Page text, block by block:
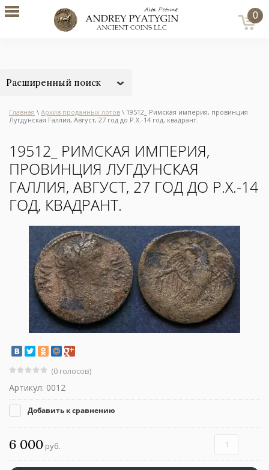
0
Расширенный поиск
Главная \ Архив проданных лотов \ 19512_ Римская империя, провинция
Лугдунская Галлия, Август, 27 год до Р.Х.-14 год, квадрант.
19512_ РИМСКАЯ ИМПЕРИЯ,
ПРОВИНЦИЯ ЛУГДУНСКАЯ
ГАЛЛИЯ, АВГУСТ, 27 ГОД ДО Р.Х.-14
ГОД, КВАДРАНТ.
(0 голосов)
Артикул: 0012
Добавить к сравнению
6 000 руб.